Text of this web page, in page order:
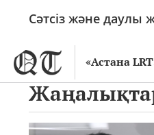
«Астана
Сәтсіз және